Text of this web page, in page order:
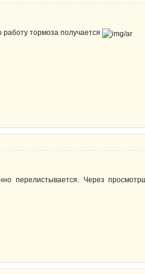
работу тормоза получается
перелистывается. Через